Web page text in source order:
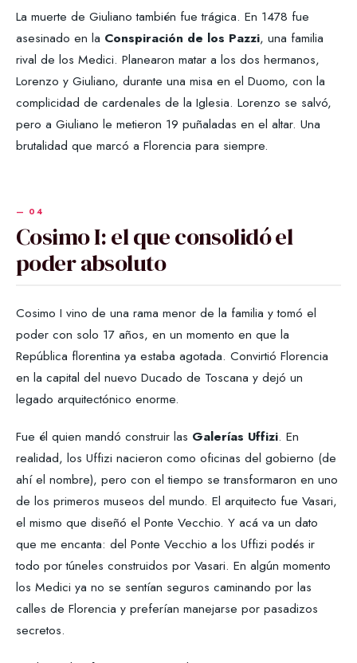
La muerte de Giuliano también fue trágica. En 1478 fue
asesinado en la Conspiración de los Pazzi, una familia
rival de los Medici. Planearon matar a los dos hermanos,
Lorenzo y Giuliano, durante una misa en el Duomo, con la
complicidad de cardenales de la Iglesia. Lorenzo se salvó,
pero a Giuliano le metieron 19 puñaladas en el altar. Una
brutalidad que marcó a Florencia para siempre.
Cosimo I: el que consolidó el
poder absoluto
Cosimo I vino de una rama menor de la familia y tomó el
poder con solo 17 años, en un momento en que la
República florentina ya estaba agotada. Convirtió Florencia
en la capital del nuevo Ducado de Toscana y dejó un
legado arquitectónico enorme.
Fue él quien mandó construir las Galerías Uffizi. En
realidad, los Uffizi nacieron como oficinas del gobierno (de
ahí el nombre), pero con el tiempo se transformaron en uno
de los primeros museos del mundo. El arquitecto fue Vasari,
el mismo que diseñó el Ponte Vecchio. Y acá va un dato
que me encanta: del Ponte Vecchio a los Uffizi podés ir
todo por túneles construidos por Vasari. En algún momento
los Medici ya no se sentían seguros caminando por las
calles de Florencia y preferían manejarse por pasadizos
secretos.